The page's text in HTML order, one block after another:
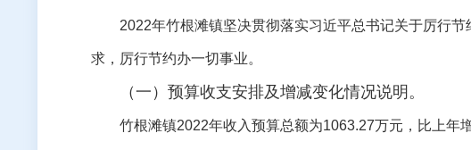
2022年竹根滩镇坚决贯彻落实习近平总书记关于厉行
求，厉行节约办一切事业。
（一）预算收支安排及增减变化情况说明。
竹根滩镇2022年收入预算总额为1063.27万元，比上年